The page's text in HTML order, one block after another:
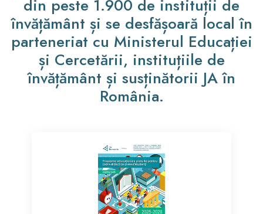
din peste 1.900 de instituții de
învățământ și se desfășoară local în
parteneriat cu Ministerul Educației
și Cercetării, instituțiile de
învățământ și susținătorii JA în
România.